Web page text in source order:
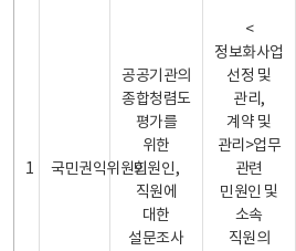
1 국민권익위원회
공공기관의
종합청렴도
평가를
위한
민원인,
직원에
대한
설문조사
<
정보화사업
선정 및
관리,
계약 및
관리>업무
관련
민원인 및
소속
직원의